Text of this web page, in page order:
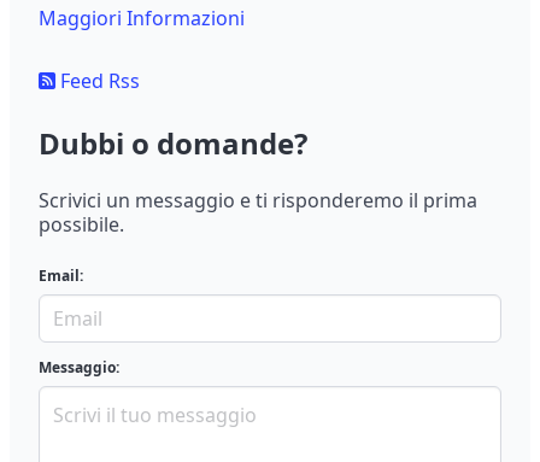
Maggiori Informazioni
Feed Rss
Dubbi o domande?
Scrivici un messaggio e ti risponderemo il prima
possibile.
Email:
Messaggio: